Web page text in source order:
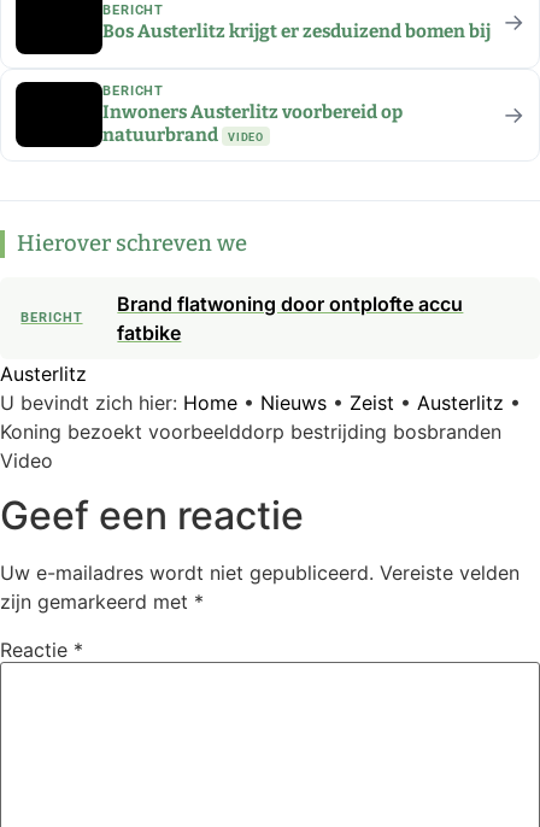
BERICHT
Bos Austerlitz krijgt er zesduizend bomen bij →
BERICHT
Inwoners Austerlitz voorbereid op
natuurbrand
VIDEO
→
Hierover schreven we
BERICHT
Brand flatwoning door ontplofte accu
fatbike
Austerlitz
U bevindt zich hier: Home • Nieuws • Zeist • Austerlitz •
Koning bezoekt voorbeelddorp bestrijding bosbranden
Video
Geef een reactie
Uw e-mailadres wordt niet gepubliceerd. Vereiste velden
zijn gemarkeerd met *
Reactie *